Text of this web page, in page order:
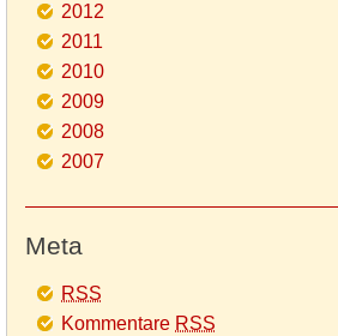
2012
2011
2010
2009
2008
2007
Meta
RSS
Kommentare RSS